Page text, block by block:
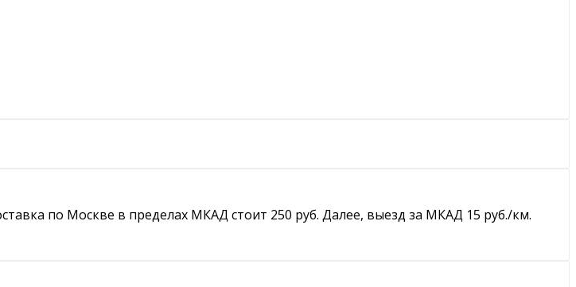
по Москве в пределах МКАД стоит 250 руб. Далее, выезд за МКАД 15 руб./км.